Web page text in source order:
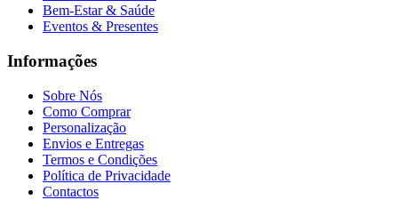
Bem-Estar & Saúde
Eventos & Presentes
Informações
Sobre Nós
Como Comprar
Personalização
Envios e Entregas
Termos e Condições
Política de Privacidade
Contactos